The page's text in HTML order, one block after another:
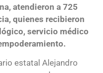
atendieron a 725
quienes recibieron
servicio médico
estatal Alejandro